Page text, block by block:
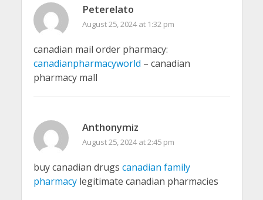
Peterelato
August 25, 2024 at 1:32 pm
canadian mail order pharmacy:
canadianpharmacyworld – canadian
pharmacy mall
Anthonymiz
August 25, 2024 at 2:45 pm
buy canadian drugs canadian family
pharmacylegitimate canadian pharmacies